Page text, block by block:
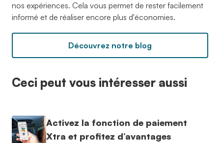
nos expériences. Cela vous permet de rester facilement
informé et de réaliser encore plus d'économies.
Découvrez notre blog
Ceci peut vous intéresser aussi
Activez la fonction de paiement
Xtra et profitez d’avantages